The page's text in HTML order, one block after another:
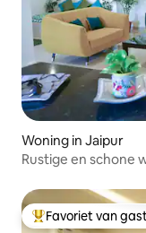
Woning in Jaipur
Rustige en schone
Topfavoriet van
Favoriet van